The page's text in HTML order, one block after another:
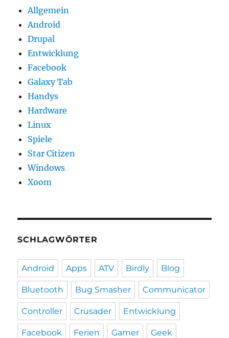
Allgemein
Android
Drupal
Entwicklung
Facebook
Galaxy Tab
Handys
Hardware
Linux
Spiele
Star Citizen
Windows
Xoom
SCHLAGWÖRTER
Android Apps ATV Birdly Blog
Bluetooth Bug Smasher Communicator
Controller Crusader Entwicklung
Facebook Ferien Gamer Geek